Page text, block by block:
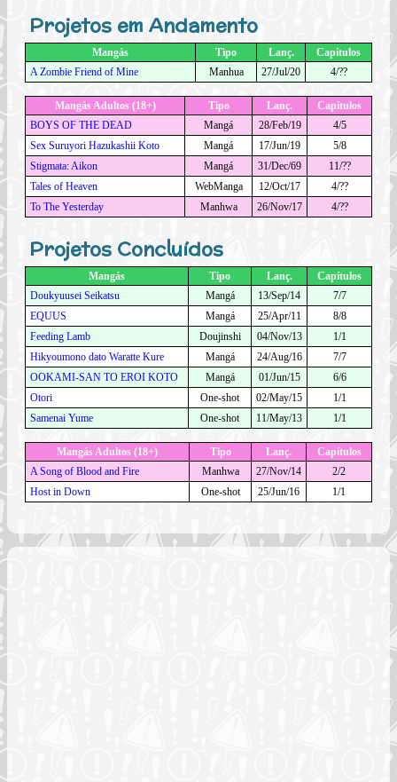
Projetos em Andamento
Mangás Tipo Lanç.
Capítulos
A Zombie Friend of Mine
Manhua 27/Jul/20 4/??
Mangás Adultos (18+) Tipo Lanç.
Capítulos
BOYS OF THE DEAD
Mangá 28/Feb/19
4/5
Sex Suruyori Hazukashii Koto
Mangá 17/Jun/19
5/8
Stigmata: Aikon
Mangá 31/Dec/69
11/??
Tales of Heaven
WebManga 12/Oct/17
4/??
To The Yesterday
Manhwa 26/Nov/17 4/??
Projetos Concluídos
Mangás Tipo Lanç.
Capítulos
Doukyuusei Seikatsu
Mangá 13/Sep/14
7/7
EQUUS
Mangá 25/Apr/11
8/8
Feeding Lamb
Doujinshi 04/Nov/13
1/1
Hikyoumono dato Waratte Kure
Mangá 24/Aug/16
7/7
OOKAMI-SAN TO EROI KOTO
Mangá 01/Jun/15
6/6
Otori
One-shot 02/May/15
1/1
Samenai Yume
One-shot 11/May/13 1/1
Mangás Adultos (18+) Tipo Lanç.
Capítulos
A Song of Blood and Fire
Manhwa 27/Nov/14
2/2
Host in Down
One-shot 25/Jun/16 1/1